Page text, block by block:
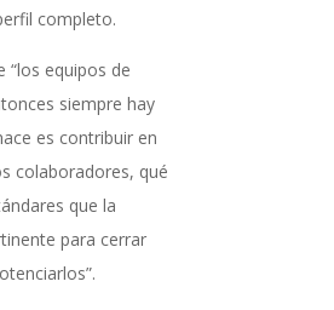
completo.
“los equipos de
siempre hay
es contribuir en
colaboradores, qué
que la
para cerrar